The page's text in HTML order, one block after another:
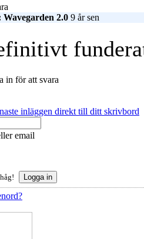
Wavegarden 2.0 9 år sen
in för att svara
email